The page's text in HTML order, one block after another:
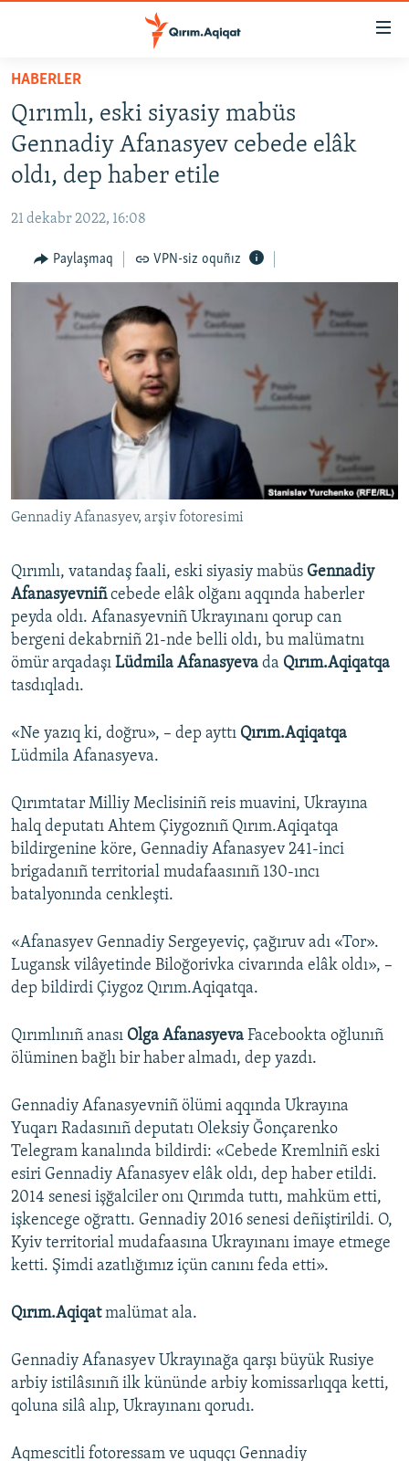
Esas
qaytmaq
Baş
navigatsiyağa
qaytmaq
Qıdıruvğa
HABERLER
SİYASET
İQTİSADİYAT
MEDENİYET
İNSAN AQLARI
VİDEO
SÜRET
Русский
Українською
QOŞULIÑIZ!
RFE/RS bütün saytları
HABERLER
Qırımlı, eski siyasiy mabüs
Gennadiy Afanasyev cebede elâk
oldı, dep haber etile
21 dekabr 2022, 16:08
Paylaşmaq VPN-siz oquñız
Gennadiy Afanasyev, arşiv fotoresimi
Qırımlı, vatandaş faali, eski siyasiy mabüs Gennadiy
Afanasyevniñcebede elâk olğanı aqqında haberler
peyda oldı. Afanasyevniñ Ukrayınanı qorup can
bergeni dekabrniñ 21-nde belli oldı, bu malümatnı
ömür arqadaşı Lüdmila Afanasyeva da Qırım.Aqiqatqa
tasdıqladı.
«Ne yazıq ki, doğru», – dep ayttı Qırım.Aqiqatqa
Lüdmila Afanasyeva.
Qırımtatar Milliy Meclisiniñ reis muavini, Ukrayına
halq deputatı Ahtem Çiygoznıñ Qırım.Aqiqatqa
bildirgenine köre, Gennadiy Afanasyev 241-inci
brigadanıñ territorial mudafaasınıñ 130-ıncı
batalyonında cenkleşti.
«Afanasyev Gennadiy Sergeyeviç, çağıruv adı «Tor».
Lugansk vilâyetinde Biloğorivka civarında elâk oldı», –
dep bildirdi Çiygoz Qırım.Aqiqatqa.
Qırımlınıñ anası Olga Afanasyeva Facebookta oğlunıñ
ölüminen bağlı bir haber almadı, dep yazdı.
Gennadiy Afanasyevniñ ölümi aqqında Ukrayına
Yuqarı Radasınıñ deputatı Oleksiy Ğonçarenko
Telegram kanalında bildirdi: «Cebede Kremlniñ eski
esiri Gennadiy Afanasyev elâk oldı, dep haber etildi.
2014 senesi işğalciler onı Qırımda tuttı, mahküm etti,
işkencege oğrattı. Gennadiy 2016 senesi deñiştirildi. O,
Kyiv territorial mudafaasına Ukrayınanı imaye etmege
ketti. Şimdi azatlığımız içün canını feda etti».
Qırım.Aqiqatmalümat ala.
Gennadiy Afanasyev Ukrayınağa qarşı büyük Rusiye
arbiy istilâsınıñ ilk kününde arbiy komissarlıqqa ketti,
qoluna silâ alıp, Ukrayınanı qorudı.
Aqmescitli fotoressam ve uquqçı Gennadiy